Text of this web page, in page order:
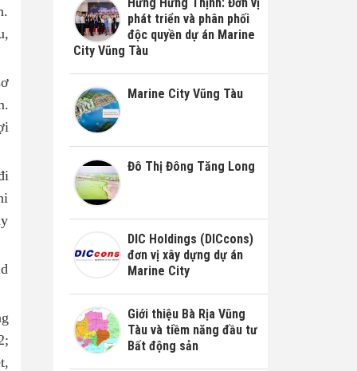
phát triển và phân phối
độc quyền dự án Marine
City Vũng Tàu
Marine City Vũng Tàu
Đô Thị Đông Tăng Long
DIC Holdings (DICcons)
đơn vị xây dựng dự án
Marine City
Giới thiệu Bà Rịa Vũng
Tàu và tiềm năng đầu tư
Bất động sản